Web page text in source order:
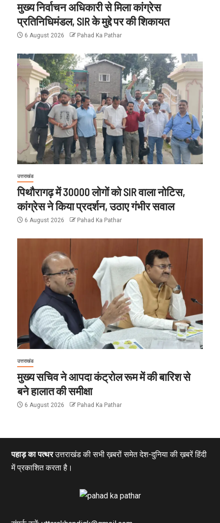
मुख्य निर्वाचन अधिकारी से मिला कांग्रेस
प्रतिनिधिमंडल, SIR के मुद्दे पर की शिकायत
6 August 2026 Pahad Ka Pathar
उत्तराखंड
पिथौरागढ़ में 30000 लोगों को SIR वाला नोटिस,
कांग्रेस ने किया प्रदर्शन, उठाए गंभीर सवाल
6 August 2026 Pahad Ka Pathar
उत्तराखंड
मुख्य सचिव ने आपदा कंट्रोल रूम में की बारिश से
बने हालात की समीक्षा
6 August 2026 Pahad Ka Pathar
पहाड़ का पत्थरउत्तराखंड की सभी ख़बरों समेत देश-दुनिया की ख़बरें हिंदी
में प्रकाशित करता है।